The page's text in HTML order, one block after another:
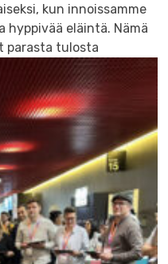
kun innoissamme
hyppivää eläintä. Nämä
parasta tulosta